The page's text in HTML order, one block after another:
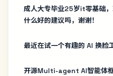
成人大专毕业25岁it零基础
什么好的建议吗，谢谢！
最近在试一个有趣的 AI 换脸
开源Multi-agent AI智能体